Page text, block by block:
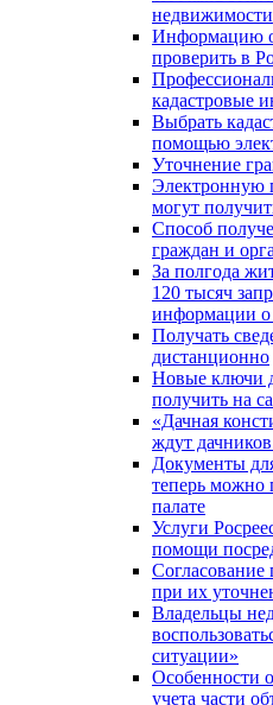
недвижимости
Информацию
проверить в
кадастровые
Выбрать
помощью
Уточнение
Электронную
могут
Способ
граждан и
За полгода
120 тысяч
информации
Получать
дистанционно
Новые ключи
получить на
«Дачная
ждут
Документы
теперь можно
палате
Услуги
помощи
Согласование
при их
Владельцы
ситуации»
Особенности
учета части